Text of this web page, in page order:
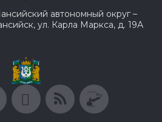
автономный округ –
ул. Карла Маркса, д. 19А